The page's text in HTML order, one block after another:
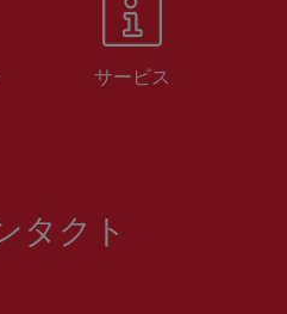
サービス
タクト